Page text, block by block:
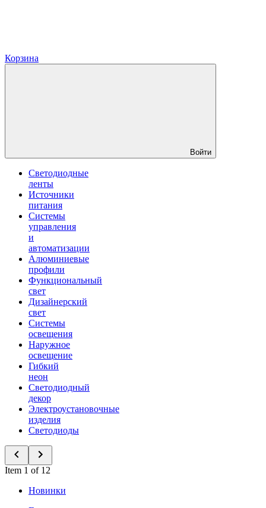
Корзина
Войти
Светодиодные
ленты
Источники
питания
Системы
управления
и
автоматизации
Алюминиевые
профили
Функциональный
свет
Дизайнерский
свет
Системы
освещения
Наружное
освещение
Гибкий
неон
Светодиодный
декор
Электроустановочные
изделия
Светодиоды
Item 1 of 12
Новинки